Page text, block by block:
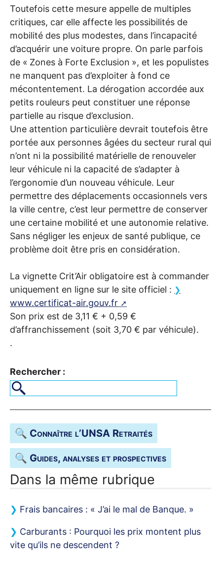
Toutefois cette mesure appelle de multiples
critiques, car elle affecte les possibilités de
mobilité des plus modestes, dans l’incapacité
d’acquérir une voiture propre. On parle parfois
de « Zones à Forte Exclusion », et les populistes
ne manquent pas d’exploiter à fond ce
mécontentement. La dérogation accordée aux
petits rouleurs peut constituer une réponse
partielle au risque d’exclusion.
Une attention particulière devrait toutefois être
portée aux personnes âgées du secteur rural qui
n’ont ni la possibilité matérielle de renouveler
leur véhicule ni la capacité de s’adapter à
l’ergonomie d’un nouveau véhicule. Leur
permettre des déplacements occasionnels vers
la ville centre, c’est leur permettre de conserver
une certaine mobilité et une autonomie relative.
Sans négliger les enjeux de santé publique, ce
problème doit être pris en considération.
La vignette Crit’Air obligatoire est à commander
uniquement en ligne sur le site officiel :
www.certificat-air.gouv.fr
Son prix est de 3,11 € + 0,59 €
d’affranchissement (soit 3,70 € par véhicule).
.
Rechercher :
🔍 Connaître l’UNSA Retraités
🔍 Guides, analyses et prospectives
Dans la même rubrique
Frais bancaires : « J’ai le mal de Banque. »
Carburants : Pourquoi les prix montent plus
vite qu’ils ne descendent ?